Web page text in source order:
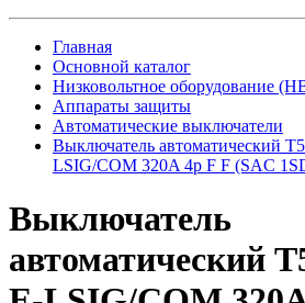
Главная
Основной каталог
Низковольтное оборудование
Аппараты защиты
Автоматические выключатели
Выключатель автоматический
LSIG/COM 320A 4p F F (SAC
Выключатель
автоматический